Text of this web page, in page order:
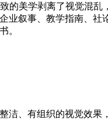
的美学剥离了视觉混
业叙事、教学指南、
。
洁、有组织的视觉效果